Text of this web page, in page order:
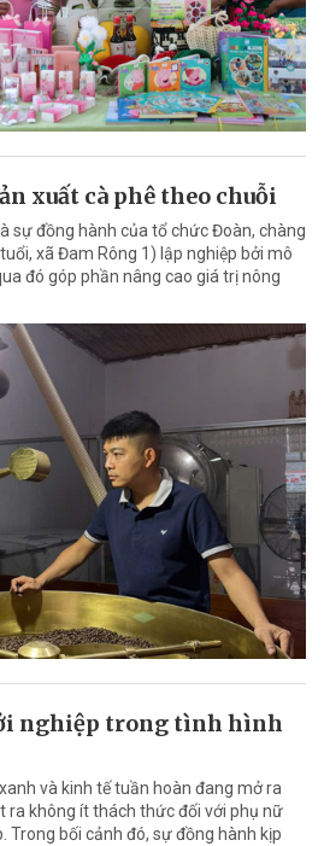
xuất cà phê theo chuỗi
sự đồng hành của tổ chức Đoàn, chàng
xã Đam Rông 1) lập nghiệp bởi mô
đó góp phần nâng cao giá trị nông
nghiệp trong tình hình
và kinh tế tuần hoàn đang mở ra
ra không ít thách thức đối với phụ nữ
Trong bối cảnh đó, sự đồng hành kịp